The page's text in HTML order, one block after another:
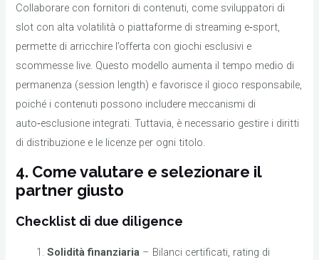
Collaborare con fornitori di contenuti, come sviluppatori di
slot con alta volatilità o piattaforme di streaming e‑sport,
permette di arricchire l’offerta con giochi esclusivi e
scommesse live. Questo modello aumenta il tempo medio di
permanenza (session length) e favorisce il gioco responsabile,
poiché i contenuti possono includere meccanismi di
auto‑esclusione integrati. Tuttavia, è necessario gestire i diritti
di distribuzione e le licenze per ogni titolo.
4. Come valutare e selezionare il
partner giusto
Checklist di due diligence
Solidità finanziaria – Bilanci certificati, rating di